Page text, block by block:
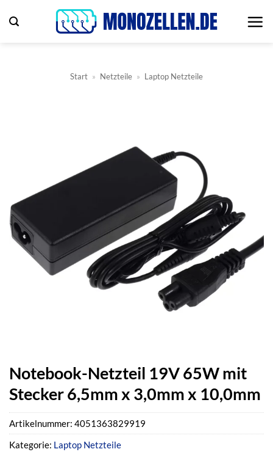
Inhalt
Start » Netzteile » Laptop Netzteile
Notebook-Netzteil 19V 65W mit
Stecker 6,5mm x 3,0mm x 10,0mm
Artikelnummer: 4051363829919
Kategorie: Laptop Netzteile